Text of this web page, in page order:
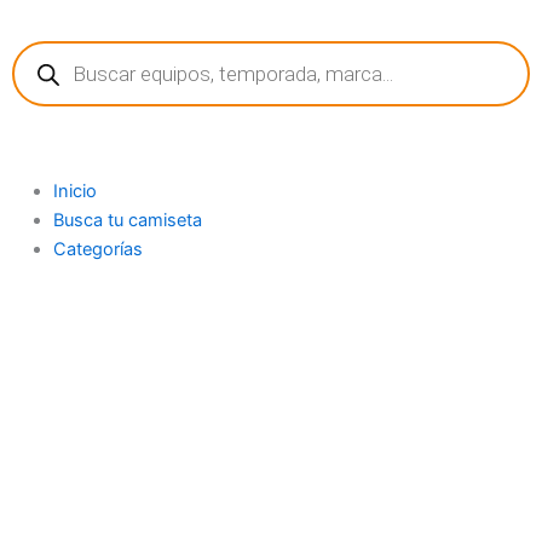
contenido
Búsqueda
de
productos
Inicio
Busca tu camiseta
Categorías